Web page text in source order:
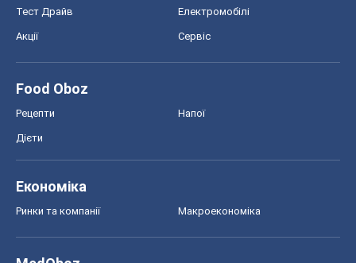
Тест Драйв Електромобілі
Акції Сервіс
Food Oboz
Рецепти Напої
Дієти
Економіка
Ринки та компанії Макроекономіка